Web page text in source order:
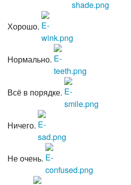
Хорошо.
Нормально.
Всё в порядке.
Ничего.
Не очень.